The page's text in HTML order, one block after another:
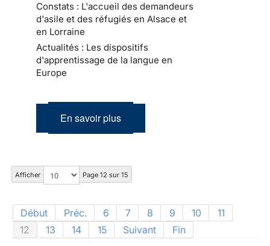
Constats : L'accueil des demandeurs
d'asile et des réfugiés en Alsace et
en Lorraine
Actualités : Les dispositifs
d'apprentissage de la langue en
Europe
En savoir plus
Afficher Page 12 sur 15
Début Préc. 6 7 8 9 10
11
12
13 14 15 Suivant Fin